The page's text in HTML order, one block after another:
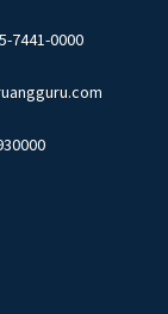
7441-0000